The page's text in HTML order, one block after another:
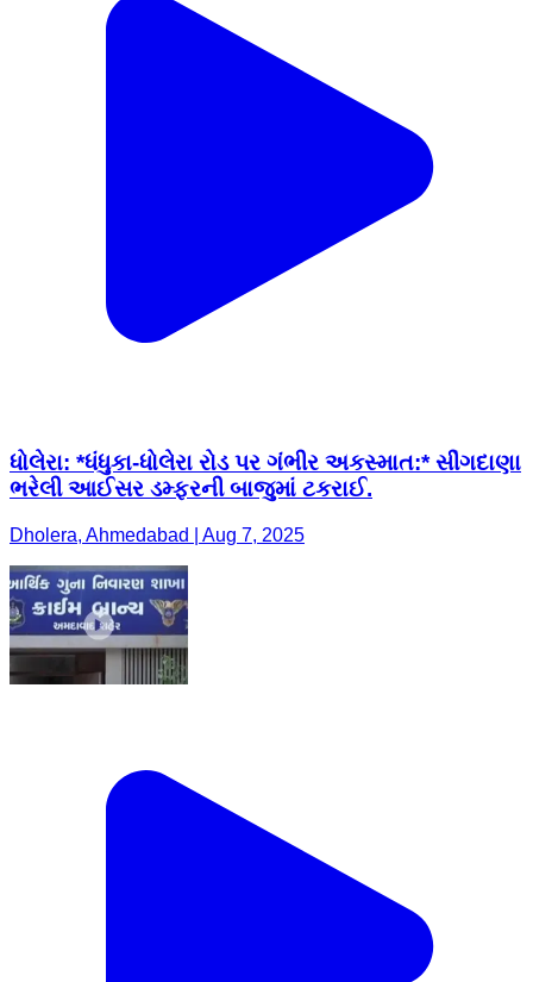
ધોલેરા: *ધંધુકા-ધોલેરા રોડ પર ગંભીર અકસ્માત:* સીંગદાણા
ભરેલી આઈસર ડમ્ફરની બાજુમાં ટકરાઈ.
Dholera, Ahmedabad | Aug 7, 2025